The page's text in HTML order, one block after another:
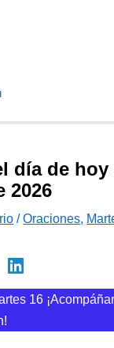
día de hoy
2026
/Oraciones,
16